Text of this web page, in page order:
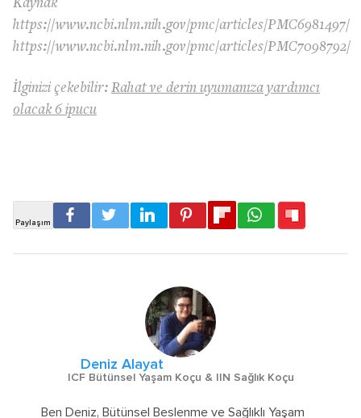
Kaynak
https://www.ncbi.nlm.nih.gov/pmc/articles/PMC6981497/
https://www.ncbi.nlm.nih.gov/pmc/articles/PMC7098792/
İlginizi çekebilir: Rahat ve derin uyumanıza yardımcı
olacak 6 ipucu
Deniz Alayat
ICF Bütünsel Yaşam Koçu & IIN Sağlık Koçu
Ben Deniz, Bütünsel Beslenme ve Sağlıklı Yaşam